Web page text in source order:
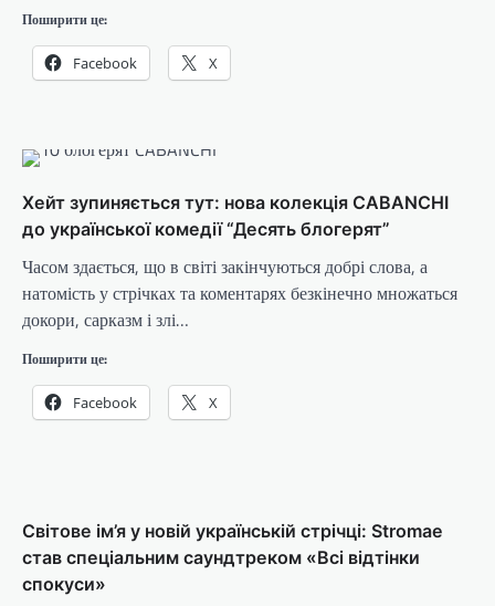
Поширити це:
Facebook X
Хейт зупиняється тут: нова колекція CABANCHI
до української комедії “Десять блогерят”
Часом здається, що в світі закінчуються добрі слова, а
натомість у стрічках та коментарях безкінечно множаться
докори, сарказм і злі…
Поширити це:
Facebook X
Світове ім’я у новій українській стрічці: Stromae
став спеціальним саундтреком «Всі відтінки
спокуси»